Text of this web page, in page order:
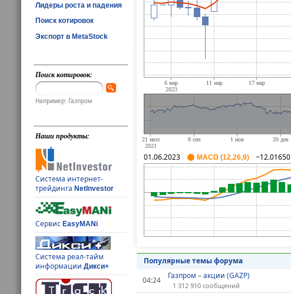
Лидеры роста и падения
Поиск котировок
Экспорт в MetaStock
Поиск котировок:
Например: Газпром
Наши продукты:
Система интернет-
трейдингаNetInvestor
СервисEasyMANi
Система реал-тайм
информацииДикси+
01.06.2023 MACD (12,26,9) −12.01650
Популярные темы форума
04:24
Газпром – акции (GAZP)
1 312 910 сообщений